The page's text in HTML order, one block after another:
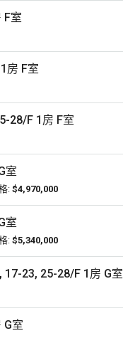
F室
房 F室
28/F 1房 F室
室
:$4,970,000
室
:$5,340,000
17-23, 25-28/F 1房 G室
G室